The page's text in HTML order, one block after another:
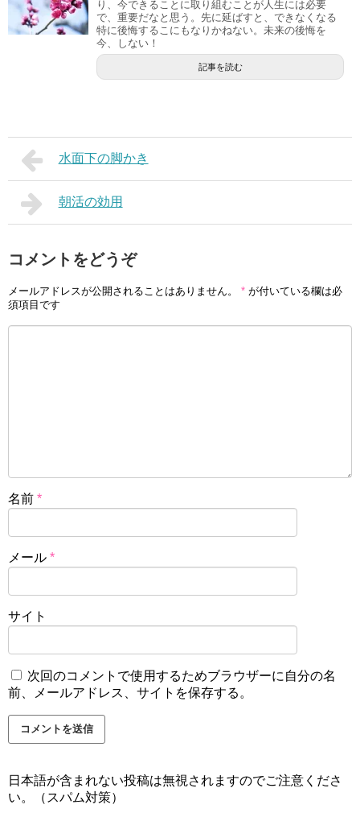
り、今できることに取り組むことが人生には必要
で、重要だなと思う。先に延ばすと、できなくなる
特に後悔するこにもなりかねない。未来の後悔を
今、しない！
記事を読む
水面下の脚かき
朝活の効用
コメントをどうぞ
メールアドレスが公開されることはありません。 * が付いている欄は必
須項目です
名前 *
メール *
サイト
次回のコメントで使用するためブラウザーに自分の名
前、メールアドレス、サイトを保存する。
日本語が含まれない投稿は無視されますのでご注意くださ
い。（スパム対策）